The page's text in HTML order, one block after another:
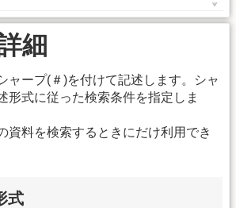
細
ャープ(＃)を付けて記述します。シャ
形式に従った検索条件を指定しま
資料を検索するときにだけ利用でき
式